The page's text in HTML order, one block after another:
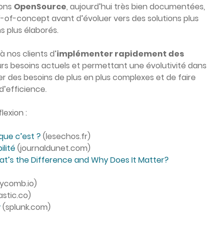
OpenSource, aujourd’hui très bien documentées,
concept avant d’évoluer vers des solutions plus
plus élaborés.
nos clients d’implémenter rapidement des
besoins actuels et permettant une évolutivité dans
des besoins de plus en plus complexes et de faire
:
c’est ?(lesechos.fr)
(journaldunet.com)
the Difference and Why Does It Matter?
(splunk.com)